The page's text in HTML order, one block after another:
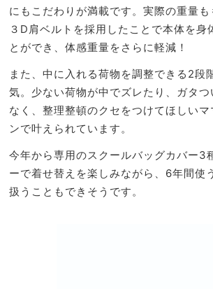
にもこだわりが満載です。実際の重量も
３D肩ベルトを採用したことで本体を身
とができ、体感重量をさらに軽減！
また、中に入れる荷物を調整できる2段
気。少ない荷物が中でズレたり、ガタつ
なく、整理整頓のクセをつけてほしい
ンで叶えられています。
今年から専用のスクールバッグカバー3
ーで着せ替えを楽しみながら、6年間使
扱うこともできそうです。